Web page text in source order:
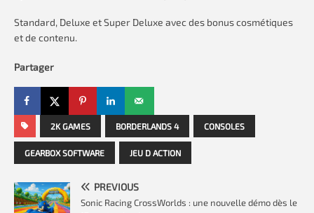
Standard, Deluxe et Super Deluxe avec des bonus cosmétiques
et de contenu.
Partager
2K GAMES BORDERLANDS 4 CONSOLES
GEARBOX SOFTWARE JEU D ACTION
PREVIOUS
Sonic Racing CrossWorlds : une nouvelle démo dès le